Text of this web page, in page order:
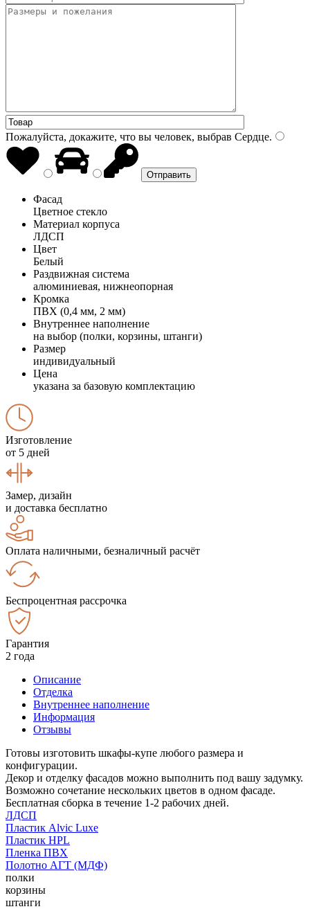
Пожалуйста, докажите, что вы человек, выбрав Сердце.
Фасад
Цветное стекло
Материал корпуса
ЛДСП
Цвет
Белый
Раздвижная система
алюминиевая, нижнеопорная
Кромка
ПВХ (0,4 мм, 2 мм)
Внутреннее наполнение
на выбор (полки, корзины, штанги)
Размер
индивидуальный
Цена
указана за базовую комплектацию
Изготовление
от 5 дней
Замер, дизайн
и доставка бесплатно
Оплата наличными, безналичный расчёт
Беспроцентная рассрочка
Гарантия
2 года
Описание
Отделка
Внутреннее наполнение
Информация
Отзывы
Готовы изготовить шкафы-купе любого размера и
конфигурации.
Декор и отделку фасадов можно выполнить под вашу задумку.
Возможно сочетание нескольких цветов в одном фасаде.
Бесплатная сборка в течение 1-2 рабочих дней.
ЛДСП
Пластик Alvic Luxe
Пластик HPL
Пленка ПВХ
Полотно АГТ (МДФ)
полки
корзины
штанги